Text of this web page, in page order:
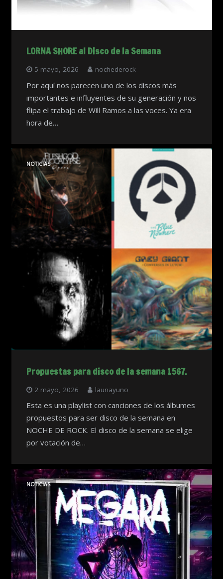
LORNA SHORE al Disco de la Semana
5 mayo, 2026 nochederock
Por aquí nos parecen uno de los discos más
importantes e influyentes de su generación y nos
flipa el trabajo de Will Ramos a las voces. Ya era
hora de…
Propuestas para disco de la semana 1567.
2 mayo, 2026 launayuno
NOTICIAS
Esta es una playlist con canciones de los álbumes
propuestos para ser disco de la semana en
NOCHE DE ROCK. El disco de la semana se elige
por votación de…
NOTICIAS